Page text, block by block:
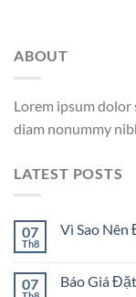
ABOUT
Lorem ipsum dolor
diam nonummy
LATEST POSTS
07
Th8
Vì Sao Nên
07 Báo Giá